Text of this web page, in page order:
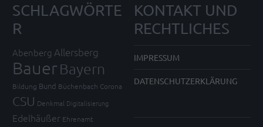
SCHLAGWÖRTE
R
Abenberg Allersberg
Bauer Bayern
Bildung Bund Büchenbach Corona
CSU Denkmal Digitalisierung
Edelhäußer Ehrenamt
KONTAKT UND
RECHTLICHES
IMPRESSUM
DATENSCHUTZERKLÄRUNG